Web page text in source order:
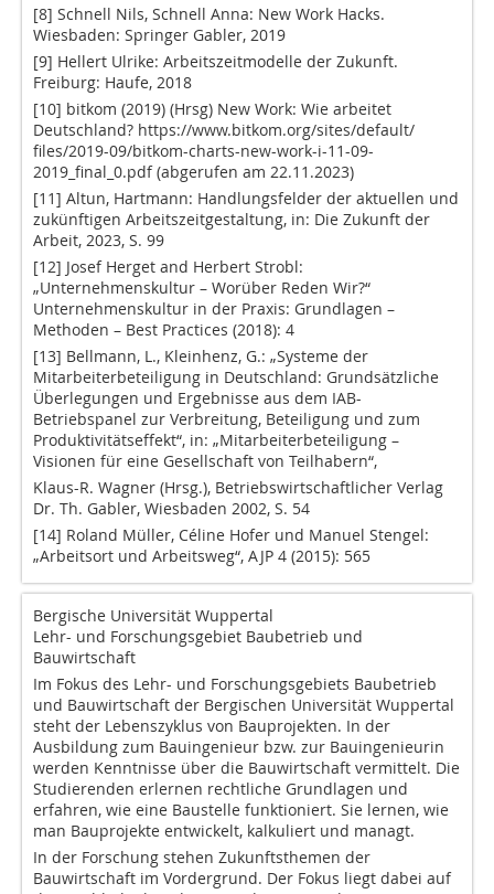
[8] Schnell Nils, Schnell Anna: New Work Hacks.
Wiesbaden: Springer Gabler, 2019
[9] Hellert Ulrike: Arbeitszeitmodelle der Zukunft.
Freiburg: Haufe, 2018
[10] bitkom (2019) (Hrsg) New Work: Wie arbeitet
Deutschland? https://www.bitkom.org/sites/default/
files/2019-09/bitkom-charts-new-work-i-11-09-
2019_final_0.pdf (abgerufen am 22.11.2023)
[11] Altun, Hartmann: Handlungsfelder der aktuellen und
zukünftigen Arbeitszeitgestaltung, in: Die Zukunft der
Arbeit, 2023, S. 99
[12] Josef Herget and Herbert Strobl:
„Unternehmenskultur – Worüber Reden Wir?“
Unternehmenskultur in der Praxis: Grundlagen –
Methoden – Best Practices (2018): 4
[13] Bellmann, L., Kleinhenz, G.: „Systeme der
Mitarbeiterbeteiligung in Deutschland: Grundsätzliche
Überlegungen und Ergebnisse aus dem IAB-
Betriebspanel zur Verbreitung, Beteiligung und zum
Produktivitätseffekt“, in: „Mitarbeiterbeteiligung –
Visionen für eine Gesellschaft von Teilhabern“,
Klaus-R. Wagner (Hrsg.), Betriebswirtschaftlicher Verlag
Dr. Th. Gabler, Wiesbaden 2002, S. 54
[14] Roland Müller, Céline Hofer und Manuel Stengel:
„Arbeitsort und Arbeitsweg“, AJP 4 (2015): 565
Bergische Universität Wuppertal
Lehr- und Forschungsgebiet Baubetrieb und
Bauwirtschaft
Im Fokus des Lehr- und Forschungsgebiets Baubetrieb
und Bauwirtschaft der Bergischen Universität Wuppertal
steht der Lebenszyklus von Bauprojekten. In der
Ausbildung zum Bauingenieur bzw. zur Bauingenieurin
werden Kenntnisse über die Bauwirtschaft vermittelt. Die
Studierenden erlernen rechtliche Grundlagen und
erfahren, wie eine Baustelle funktioniert. Sie lernen, wie
man Bauprojekte entwickelt, kalkuliert und managt.
In der Forschung stehen Zukunftsthemen der
Bauwirtschaft im Vordergrund. Der Fokus liegt dabei auf